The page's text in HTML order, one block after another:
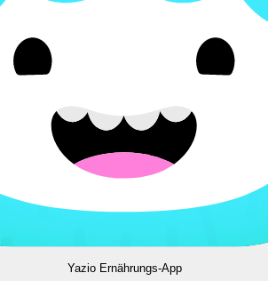
Yazio Ernährungs-App